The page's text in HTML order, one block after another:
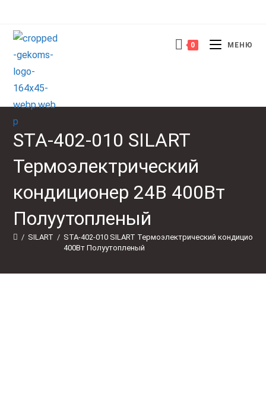
содержимому
0 МЕНЮ
STA-402-010 SILART
Термоэлектрический
кондиционер 24В 400Вт
Полуутопленый
/ SILART / STA-402-010 SILART Термоэлектрический
400Вт Полуутопленый